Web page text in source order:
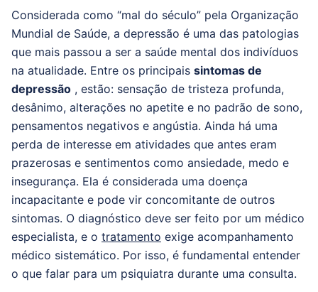
Considerada como “mal do século” pela Organização
Mundial de Saúde, a depressão é uma das patologias
que mais passou a ser a saúde mental dos indivíduos
na atualidade. Entre os principais sintomas de
depressão , estão: sensação de tristeza profunda,
desânimo, alterações no apetite e no padrão de sono,
pensamentos negativos e angústia. Ainda há uma
perda de interesse em atividades que antes eram
prazerosas e sentimentos como ansiedade, medo e
insegurança. Ela é considerada uma doença
incapacitante e pode vir concomitante de outros
sintomas. O diagnóstico deve ser feito por um médico
especialista, e o tratamento exige acompanhamento
médico sistemático. Por isso, é fundamental entender
o que falar para um psiquiatra durante uma consulta.